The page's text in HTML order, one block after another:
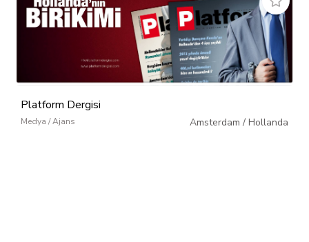
Platform Dergisi
Medya / Ajans Amsterdam / Hollanda